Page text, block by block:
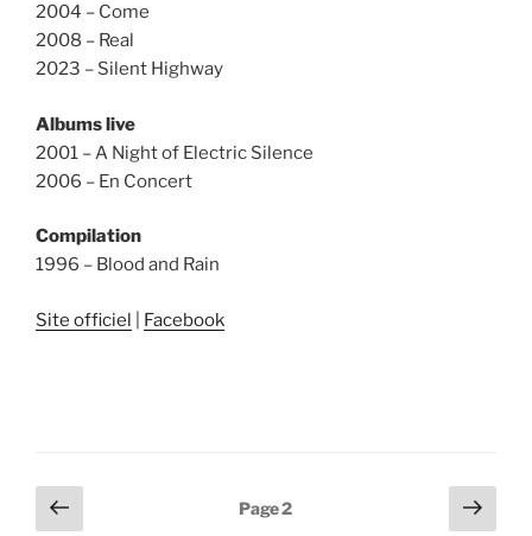
2004 – Come
2008 – Real
2023 – Silent Highway
Albums live
2001 – A Night of Electric Silence
2006 – En Concert
Compilation
1996 – Blood and Rain
Site officiel Facebook
Pagination
Page
Page2
Page